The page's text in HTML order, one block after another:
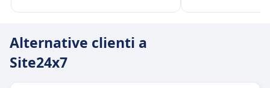
Alternative clienti a
Site24x7